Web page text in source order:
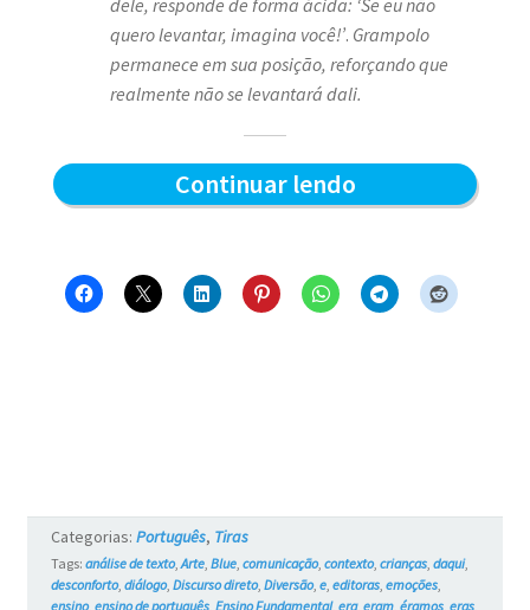
quero levantar, imagina você!’. Grampolo
permanece em sua posição, reforçando que
realmente não se levantará dali.
Continuar lendoQuem
–
#17
Categorias: Português, Tiras
Tags: análise de texto, Arte, Blue, comunicação, contexto, crianças, daqui,
desconforto, diálogo, Discurso direto, Diversão, e, editoras, emoções,
ensino, ensino de português, Ensino Fundamental, era, eram, éramos, eras,